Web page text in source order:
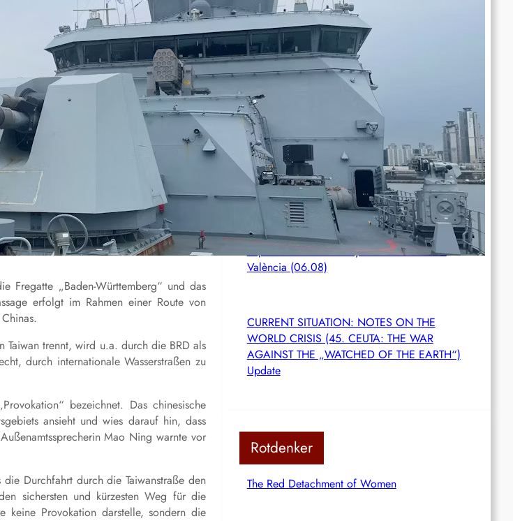
Fregatte „Baden-Württemberg“ und das
erfolgt im Rahmen einer Route von
Taiwan trennt, wird u.a. durch die BRD als
durch internationale Wasserstraßen zu
bezeichnet. Das chinesische
ansieht und wies darauf hin, dass
Mao Ning warnte vor
Durchfahrt durch die Taiwanstraße den
sichersten und kürzesten Weg für die
keine Provokation darstelle, sondern die
Kampfes gegen die ICE an
Chile: Zwei mutmaßliche Mitglieder des
Mapuche-Widerstands nach mehr als vier
Jahren auf der Flucht festgenommen
Zusammenfassung und Redebeiträge der
Demo 2026 in Gedenken an Ferhat Mayouf
SERVIR AL PUEBLO ESPANA: Liga
Antiimperialista denuncia el papel del
imperialismo en Ceuta y se concentrará en
València (06.08)
CURRENT SITUATION: NOTES ON THE
WORLD CRISIS (45. CEUTA: THE WAR
AGAINST THE „WATCHED OF THE EARTH“)
Update
Rotdenker
The Red Detachment of Women